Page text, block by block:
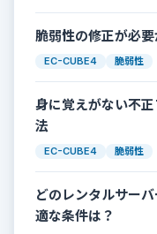
脆弱性の修正が必
EC-CUBE4 脆弱性
身に覚えがない不
法
EC-CUBE4 脆弱性
どのレンタルサー
適な条件は？